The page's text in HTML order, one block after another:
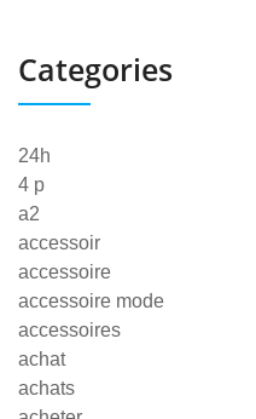
Categories
24h
4 p
a2
accessoir
accessoire
accessoire mode
accessoires
achat
achats